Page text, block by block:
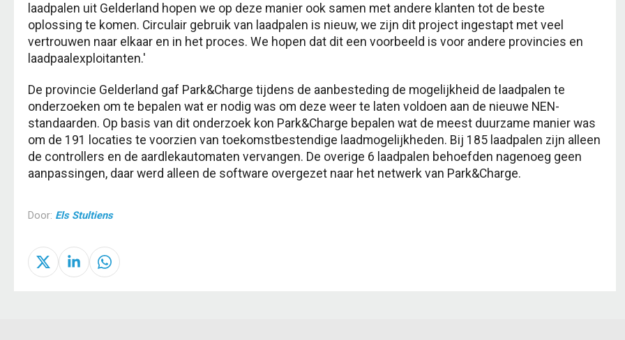
laadpalen uit Gelderland hopen we op deze manier ook samen met andere klanten tot de beste
oplossing te komen. Circulair gebruik van laadpalen is nieuw, we zijn dit project ingestapt met veel
vertrouwen naar elkaar en in het proces. We hopen dat dit een voorbeeld is voor andere provincies en
laadpaalexploitanten.'
De provincie Gelderland gaf Park&Charge tijdens de aanbesteding de mogelijkheid de laadpalen te
onderzoeken om te bepalen wat er nodig was om deze weer te laten voldoen aan de nieuwe NEN-
standaarden. Op basis van dit onderzoek kon Park&Charge bepalen wat de meest duurzame manier was
om de 191 locaties te voorzien van toekomstbestendige laadmogelijkheden. Bij 185 laadpalen zijn alleen
de controllers en de aardlekautomaten vervangen. De overige 6 laadpalen behoefden nagenoeg geen
aanpassingen, daar werd alleen de software overgezet naar het netwerk van Park&Charge.
Door: Els Stultiens